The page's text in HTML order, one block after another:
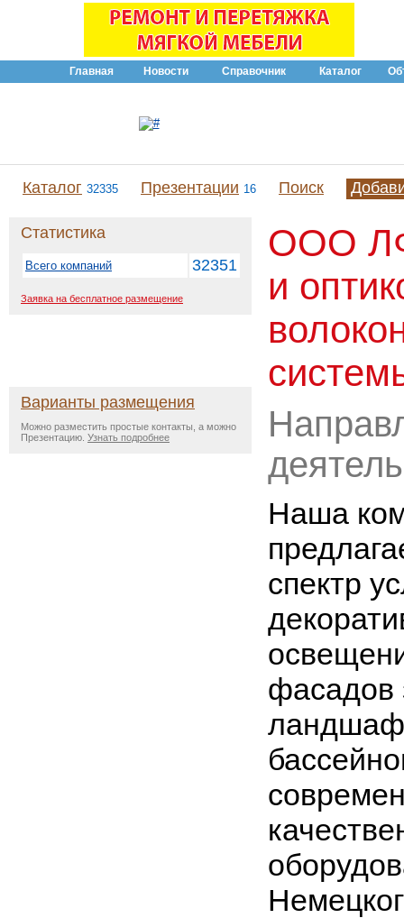
Главная Новости Справочник Каталог
Каталог 32335 Презентации 16 Поиск
Статистика
Всего компаний 32351
Заявка на бесплатное размещение
Варианты размещения
Можно разместить простые контакты, а можно
Презентацию. Узнать подробнее
ООО
и
Наша
спектр
фасадов